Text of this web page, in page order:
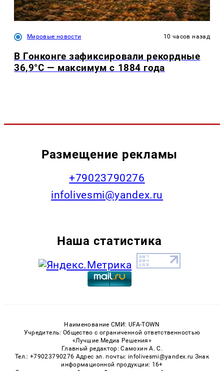
Мировые новости 10 часов назад
В Гонконге зафиксировали рекордные
36,9°C — максимум с 1884 года
Размещение рекламы
+79023790276
infolivesmi@yandex.ru
Наша статистика
Наименование СМИ: UFA-TOWN
Учредитель: Общество с ограниченной ответственностью
«Лучшие Медиа Решения»
Главный редактор: Самохин А. С.
Тел.: +79023790276 Адрес эл. почты: infolivesmi@yandex.ru Знак
информационной продукции: 16+